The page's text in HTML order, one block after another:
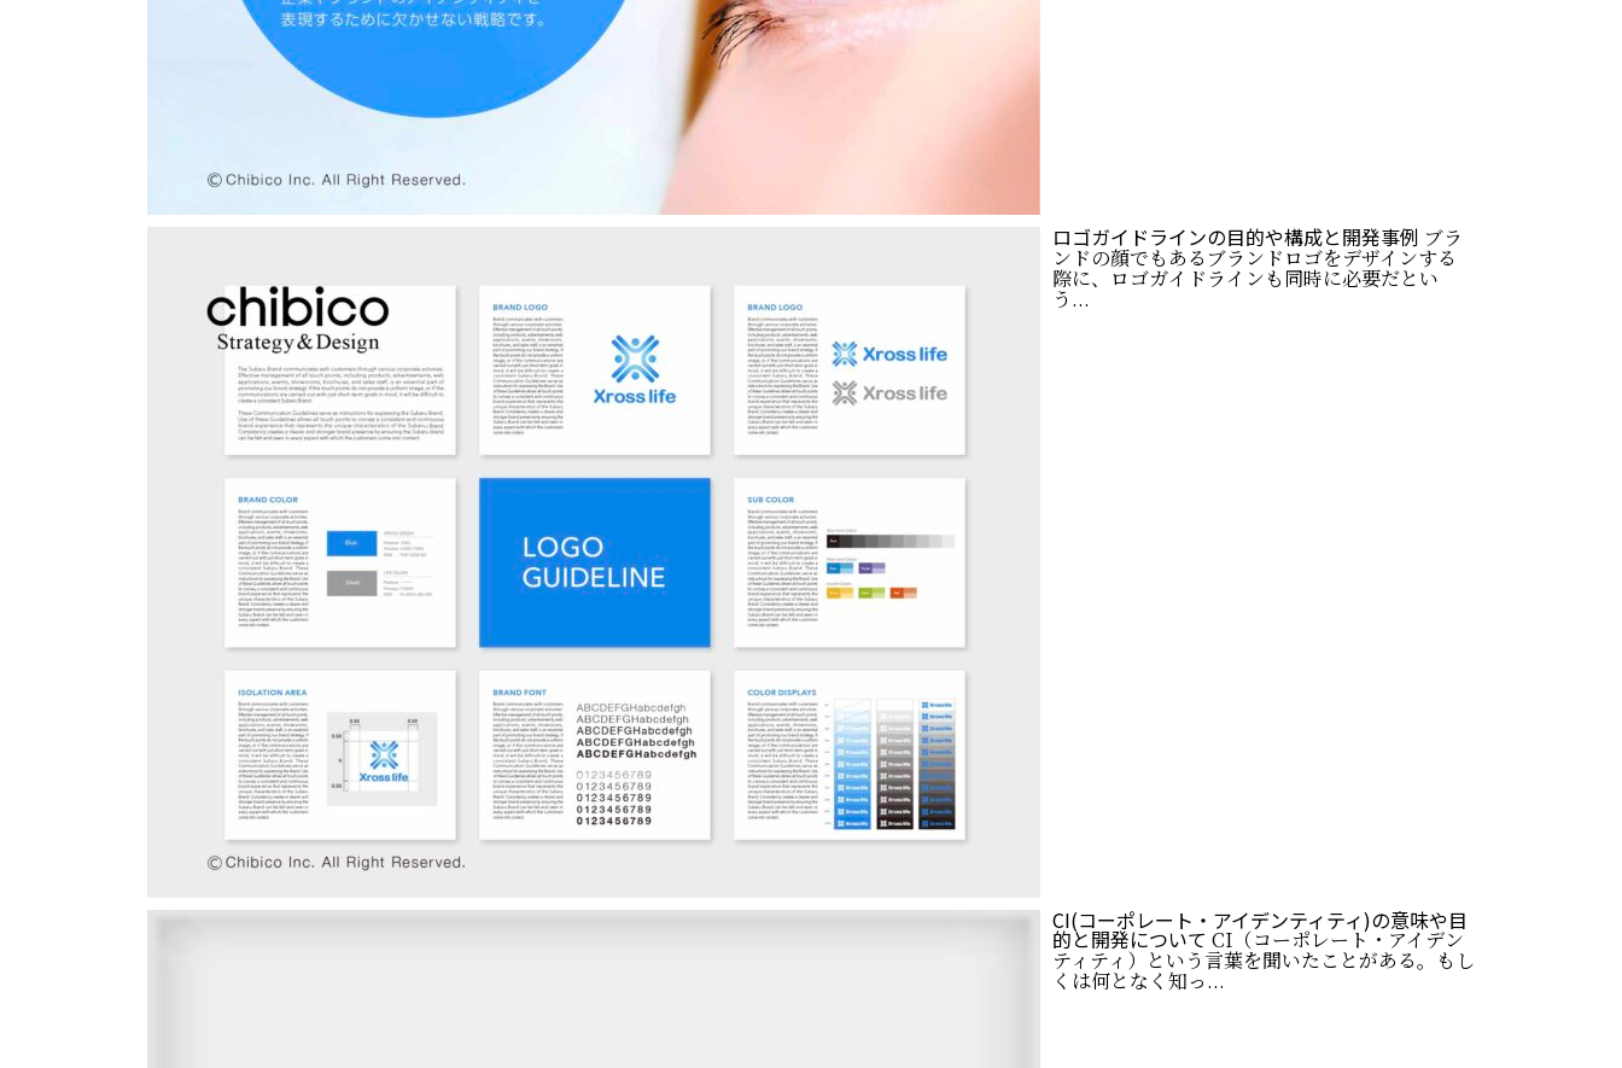
ロゴガイドラインの目的や構成と開発事例 ブラ
ンドの顔でもあるブランドロゴをデザインする
際に、ロゴガイドラインも同時に必要だとい
う...
CI(コーポレート・アイデンティティ)の意味や目
的と開発について CI（コーポレート・アイデン
ティティ）という言葉を聞いたことがある。もし
くは何となく知っ...